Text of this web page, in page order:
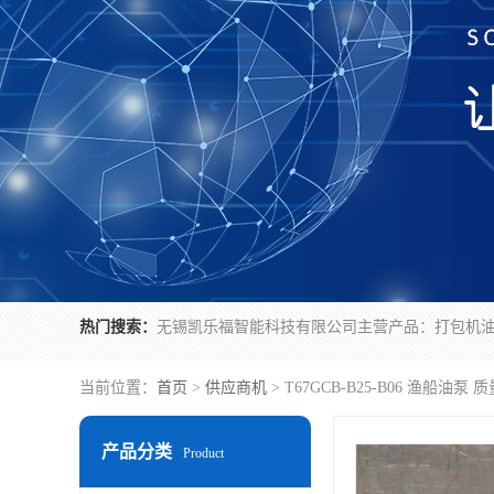
热门搜索：
当前位置： 首页 > 供应商机 > T67GCB-B25-B06 渔船油泵 质
产品分类 Product